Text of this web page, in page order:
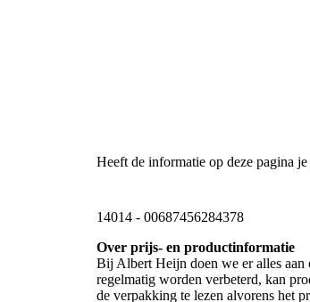
Heeft de informatie op deze pagina
14014 - 00687456284378
Over prijs- en productinformatie
Bij Albert Heijn doen we er alles aan
regelmatig worden verbeterd, kan
de verpakking te lezen alvorens het